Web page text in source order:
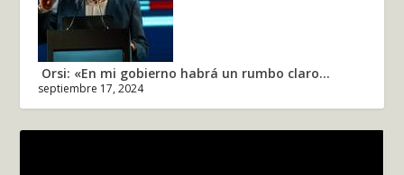
Orsi: «En mi gobierno habrá un rumbo claro...
septiembre 17, 2024